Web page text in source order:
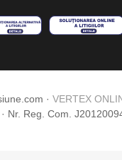
· VERTEX
Nr. Reg. Com.